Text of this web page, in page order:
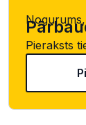
Pieraksts